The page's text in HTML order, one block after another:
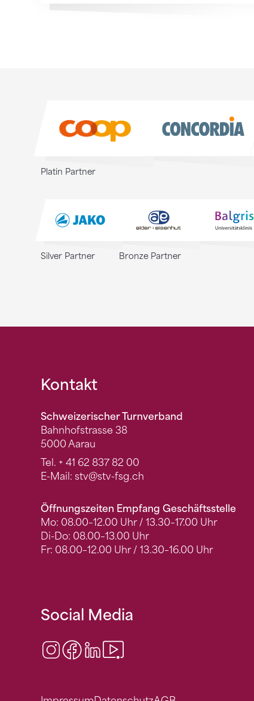
Platin Partner
Silver Partner Bronze Partner
Fusszeile
Kontakt
Schweizerischer Turnverband
Bahnhofstrasse 38
5000 Aarau
Tel. + 41 62 837 82 00
E-Mail: stv@stv-fsg.ch
Öffnungszeiten Empfang Geschäftsstelle
Mo: 08.00–12.00 Uhr / 13.30–17.00 Uhr
Di-Do: 08.00–13.00 Uhr
Fr: 08.00–12.00 Uhr / 13.30–16.00 Uhr
Social Media
Instagram
Facebook
LinkedIn